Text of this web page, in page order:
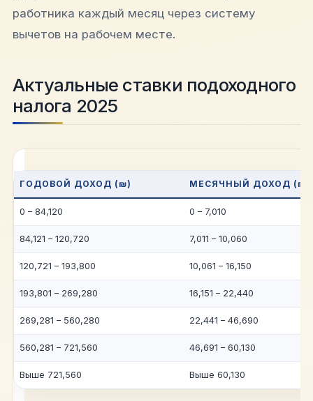
работника каждый месяц через систему
вычетов на рабочем месте.​​
Актуальные ставки подоходного
налога 2025
ГОДОВОЙ ДОХОД (₪) МЕСЯЧНЫЙ ДОХОД (₪)
0 – 84,120 0 – 7,010
84,121 – 120,720 7,011 – 10,060
120,721 – 193,800 10,061 – 16,150
193,801 – 269,280 16,151 – 22,440
269,281 – 560,280 22,441 – 46,690
560,281 – 721,560 46,691 – 60,130
Выше 721,560 Выше 60,130